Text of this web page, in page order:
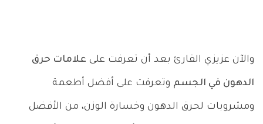
والآن عزيزي القارئ بعد أن تعرفت على علامات حرق
الدهون في الجسم وتعرفت على أفضل أطعمة
ومشروبات لحرق الدهون وخسارة الوزن، من الأفضل